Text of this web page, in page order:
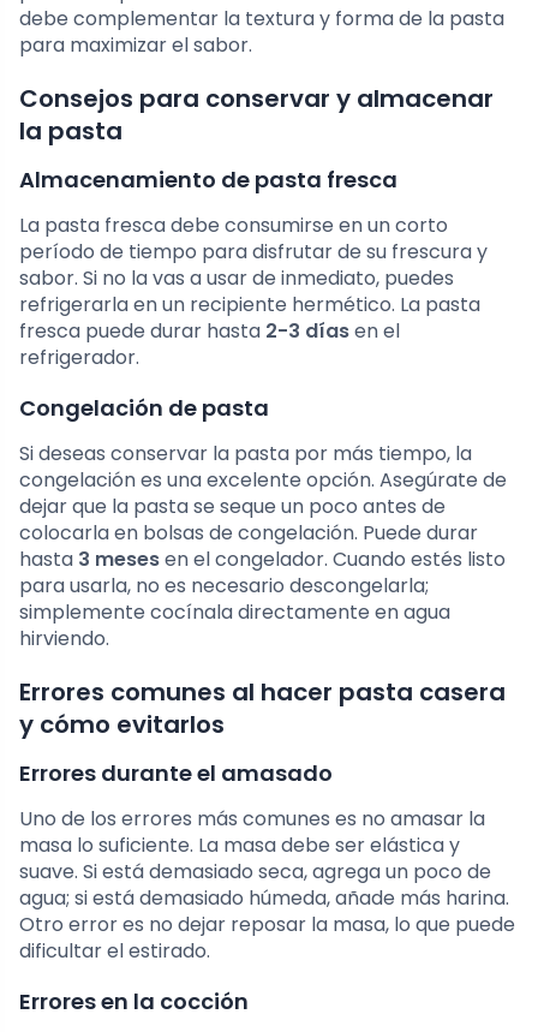
debe complementar la textura y forma de la pasta
para maximizar el sabor.
Consejos para conservar y almacenar
la pasta
Almacenamiento de pasta fresca
La pasta fresca debe consumirse en un corto
período de tiempo para disfrutar de su frescura y
sabor. Si no la vas a usar de inmediato, puedes
refrigerarla en un recipiente hermético. La pasta
fresca puede durar hasta 2-3 díasen el
refrigerador.
Congelación de pasta
Si deseas conservar la pasta por más tiempo, la
congelación es una excelente opción. Asegúrate de
dejar que la pasta se seque un poco antes de
colocarla en bolsas de congelación. Puede durar
hasta 3 mesesen el congelador. Cuando estés listo
para usarla, no es necesario descongelarla;
simplemente cocínala directamente en agua
hirviendo.
Errores comunes al hacer pasta casera
y cómo evitarlos
Errores durante el amasado
Uno de los errores más comunes es no amasar la
masa lo suficiente. La masa debe ser elástica y
suave. Si está demasiado seca, agrega un poco de
agua; si está demasiado húmeda, añade más harina.
Otro error es no dejar reposar la masa, lo que puede
dificultar el estirado.
Errores en la cocción